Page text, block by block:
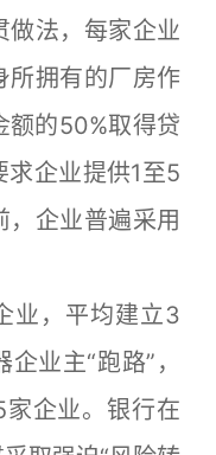
做法，每家企业
所拥有的厂房作
额的50%取得贷
企业提供1至5
，企业普遍采用
业，平均建立3
业主“跑路”，
企业。银行在